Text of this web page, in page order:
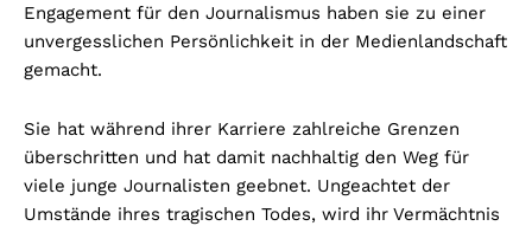
Engagement für den Journalismus haben sie zu einer
unvergesslichen Persönlichkeit in der Medienlandschaft
gemacht.
Sie hat während ihrer Karriere zahlreiche Grenzen
überschritten und hat damit nachhaltig den Weg für
viele junge Journalisten geebnet. Ungeachtet der
Umstände ihres tragischen Todes, wird ihr Vermächtnis